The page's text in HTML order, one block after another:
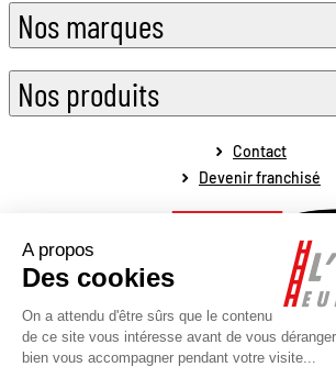
Nos marques
Nos produits
Contact
Devenir franchisé